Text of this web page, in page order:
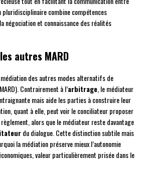
combine compétences
négociation et connaissance des réalités
autres MARD
des autres modes alternatifs de
Contrairement à l’arbitrage, le médiateur
mais aide les parties à construire leur
quant à elle, peut voir le conciliateur proposer
alors que le médiateur reste davantage
du dialogue. Cette distinction subtile mais
la médiation préserve mieux l’autonomie
valeur particulièrement prisée dans le